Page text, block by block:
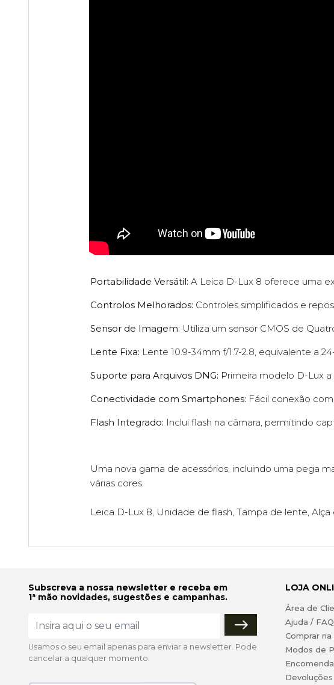
Portabilidade Versátil: A Leica D-Lux 8 oferece uma
Controlos Melhorados: Controles simplificados e
Sensor de Imagem: Utiliza um sensor CMOS de
Lente Fixa: Lente 10.9-34mm f/1.7-2.8, equivalente a
Suporte para Arquivos DNG: Primeira modelo D-Lux
Conectividade com Smartphones: Fácil conexão
Flash Integrado: Inclui flash na câmara, permitindo
Uma nova gama de acessórios, incluindo uma pega
várias cores.
Leica D-Lux 8, Unidade de flash, Tampa de lente,
Subscreva a nossa newsletter e receba em
1ª mão novidades, sugestões e campanhas.
Usamos o seu email apenas para enviar a newsletter. Pode
cancelar a qualquer momento.
LOJA
Área de
Ajuda / FAQ
Comprar na
Modos de
Devoluções